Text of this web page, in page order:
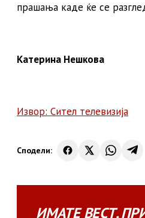
прашања каде ќе се
Катерина Нешкова
Извор: Сител телевизија
Сподели:
ИМАТЕВЕСТ,